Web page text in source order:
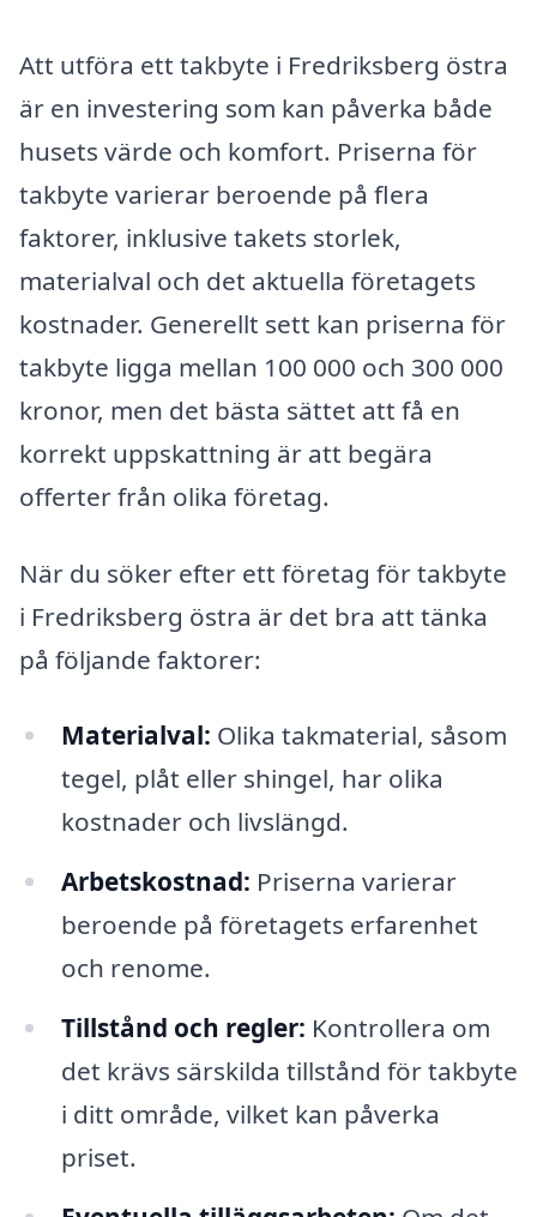
Att utföra ett takbyte i Fredriksberg östra
är en investering som kan påverka både
husets värde och komfort. Priserna för
takbyte varierar beroende på flera
faktorer, inklusive takets storlek,
materialval och det aktuella företagets
kostnader. Generellt sett kan priserna för
takbyte ligga mellan 100 000 och 300 000
kronor, men det bästa sättet att få en
korrekt uppskattning är att begära
offerter från olika företag.
När du söker efter ett företag för takbyte
i Fredriksberg östra är det bra att tänka
på följande faktorer:
Materialval: Olika takmaterial, såsom
tegel, plåt eller shingel, har olika
kostnader och livslängd.
Arbetskostnad: Priserna varierar
beroende på företagets erfarenhet
och renome.
Tillstånd och regler: Kontrollera om
det krävs särskilda tillstånd för takbyte
i ditt område, vilket kan påverka
priset.